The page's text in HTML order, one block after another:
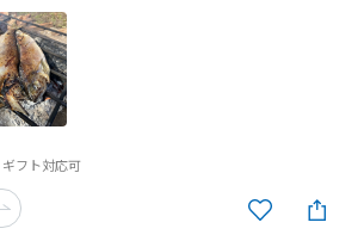
ギフト対応可